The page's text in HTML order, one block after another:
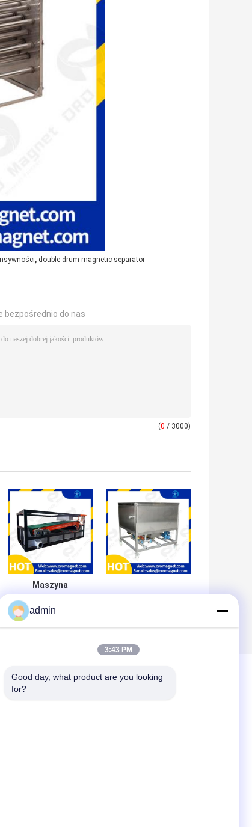
, double drum magnetic separator
bezpośrednio do nas
(0 / 3000)
Maszyna
płyty stałe do
żelaza
wiadomość
admin
3:43 PM
Good day, what product are you looking
for?